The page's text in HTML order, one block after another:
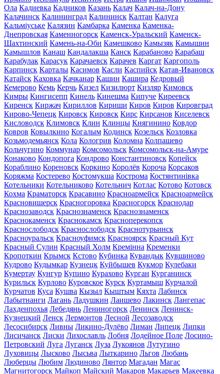
Ола Кадиевка Кадников Казань Калач Калач-на-Дону
Калачинск Калининград Калининск Калтан Калуга
Кальміуське Калязин Камбарка Каменка Каменка-
Днепровская Каменногорск Каменск-Уральский Каменск-
Шахтинский Камень-на-Оби Камешково Камызяк Камышин
Камышлов Канаш Кандалакша Канск Карабаново Карабаш
Карабулак Карасук Карачаевск Карачев Каргат Каргополь
Карпинск Карталы Касимов Касли Каспийск Катав-Ивановск
Катайск Каховка Качканар Кашин Кашира Кедровый
Кемерово Кемь Керчь Кизел Кизилюрт Кизляр Кимовск
Кимры Кингисепп Кинель Кинешма Кипуче Киреевск
Киренск Киржач Кириллов Кириши Киров Киров Кировград
Кирово-Чепецк Кировск Кировск Кирс Кирсанов Киселевск
Кисловодск Климовск Клин Клинцы Княгинино Ковдор
Ковров Ковылкино Когалым Кодинск Козельск Козловка
Козьмодемьянск Кола Кологрив Коломна Колпашево
Кольчугино Коммунар Комсомольск Комсомольск-на-Амуре
Конаково Кондопога Кондрово Константиновск Копейск
Кораблино Кореновск Коркино Королёв Короча Корсаков
Коряжма Костерево Костомукша Кострома Костянтинівка
Котельники Котельниково Котельнич Котлас Котово Котовск
Кохма Краматорск Красавино Красноармейск Красноармейск
Красновишерск Красногоровка Красногорск Краснодар
Краснозаводск Краснознаменск Краснознаменск
Краснокаменск Краснокамск Красноперекопск
Краснослободск Краснослободск Краснотурьинск
Красноуральск Красноуфимск Красноярск Красный Кут
Красный Сулин Красный Холм Кремінна Кременки
Кропоткин Крымск Кстово Кубинка Кувандык Кувшиново
Кудрово Кудымкар Кузнецк Куйбышев Кукмор Кулебаки
Кумертау Кунгур Купино Курахово Курган Курганинск
Курильск Курлово Куровское Курск Куртамыш Курчалой
Курчатов Куса Кушва Кызыл Кыштым Кяхта Лабинск
Лабытнанги Лагань Ладушкин Лаишево Лакинск Лангепас
Лахденпохья Лебедянь Лениногорск Ленинск Ленинск-
Кузнецкий Ленск Лермонтов Лесной Лесозаводск
Лесосибирск Ливны Ликино-Дулёво Лиман Липецк Липки
Лисичанск Лиски Лихославль Лобня Лодейное Поле Лосино-
Петровский Луга Луганск Луза Лукоянов Лутугино
Луховицы Лысково Лысьва Лыткарино Льгов Любань
Люберцы Любим Людиново Лянтор Магадан Магас
Магнитогорск Майкоп Майский Макаров Макарьев Макеевка